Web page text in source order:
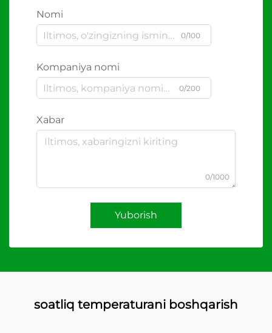
Nomi
0/100
Kompaniya nomi
0/200
Xabar
0/1000
Yuborish
soatliq temperaturani boshqarish